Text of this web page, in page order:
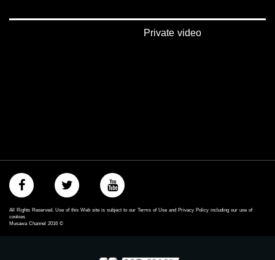
Private video
All Rights Reserved. Use of this Web site is subject to our Terms of Use and Privacy Policy including our use of
cookies
©
2016